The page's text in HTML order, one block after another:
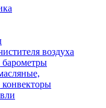
воздуха